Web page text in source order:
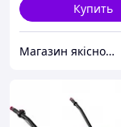
Купить
Магазин якісного інструменту Tools Shop 24/7